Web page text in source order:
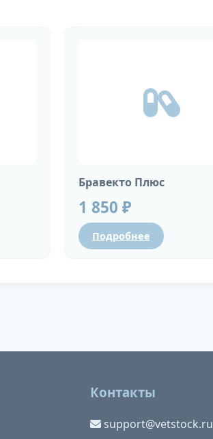
Бравекто Плюс
1 850 ₽
Подробнее
Контакты
support@vetstock.ru